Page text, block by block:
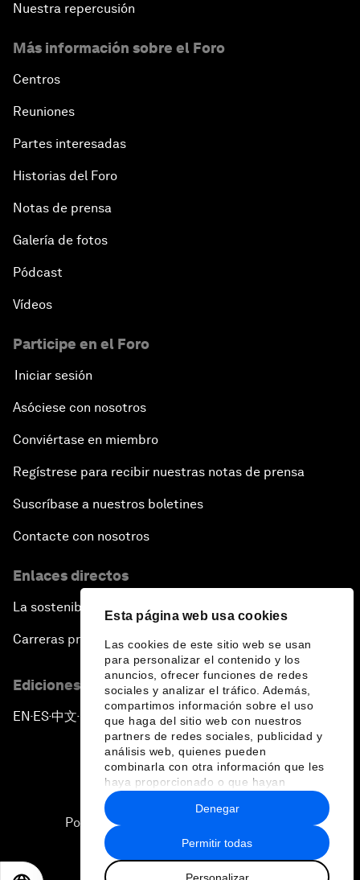
Esta página web usa cookies
Las cookies de este sitio web se usan
para personalizar el contenido y los
anuncios, ofrecer funciones de redes
sociales y analizar el tráfico. Además,
compartimos información sobre el uso
que haga del sitio web con nuestros
partners de redes sociales, publicidad y
análisis web, quienes pueden
combinarla con otra información que les
haya proporcionado o que hayan
recopilado a partir del uso que haya
hecho de sus servicios.
Permitir todas
Personalizar
Denegar
Nuestra repercusión
Más información sobre el Foro
Centros
Reuniones
Partes interesadas
Historias del Foro
Notas de prensa
Galería de fotos
Pódcast
Vídeos
Participe en el Foro
Iniciar sesión
Asóciese con nosotros
Conviértase en miembro
Regístrese para recibir nuestras notas de prensa
Suscríbase a nuestros boletines
Contacte con nosotros
Enlaces directos
La sostenibilidad en el Foro
Carreras profesionales
Ediciones en otros idiomas
EN ▪ ES▪中文▪ 日本語
Política de privacidad y normas de uso